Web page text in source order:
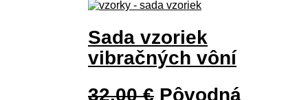
Sada vzoriek
vibračných vôní
32,00€ Pôvodná